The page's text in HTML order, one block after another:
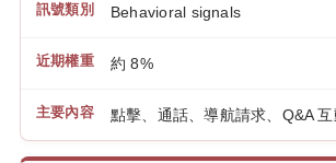
Behavioral signals
約 8%
點擊、通話、導航請求、Q&A 互